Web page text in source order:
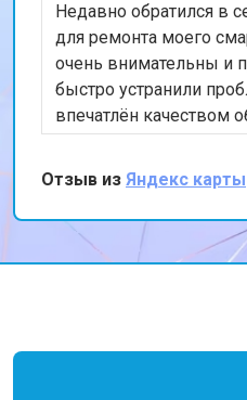
Недавно обратился в
для ремонта моего
очень внимательны и
быстро устранили
впечатлён качеством
скоростью
теперь работает
отличную работу!
Отзыв из Яндекс карты